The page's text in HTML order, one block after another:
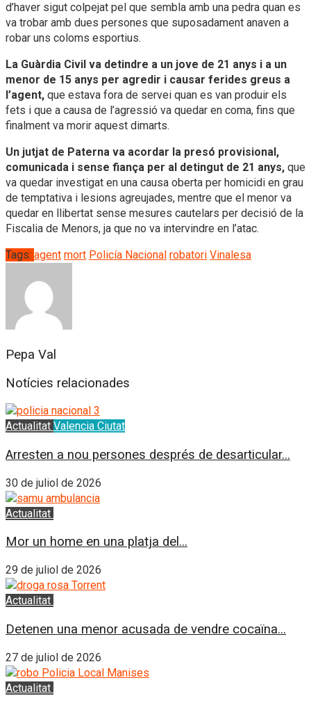
d’haver sigut colpejat pel que sembla amb una pedra quan es
va trobar amb dues persones que suposadament anaven a
robar uns coloms esportius.
La Guàrdia Civil va detindre a un jove de 21 anys i a un
menor de 15 anys per agredir i causar ferides greus a
l’agent, que estava fora de servei quan es van produir els
fets i que a causa de l’agressió va quedar en coma, fins que
finalment va morir aquest dimarts.
Un jutjat de Paterna va acordar la presó provisional,
comunicada i sense fiança per al detingut de 21 anys, que
va quedar investigat en una causa oberta per homicidi en grau
de temptativa i lesions agreujades, mentre que el menor va
quedar en llibertat sense mesures cautelars per decisió de la
Fiscalia de Menors, ja que no va intervindre en l’atac.
Tags: agent mort Policía Nacional robatori Vinalesa
Pepa Val
Notícies relacionades
Actualitat Valencia Ciutat
Arresten a nou persones després de desarticular...
30 de juliol de 2026
Actualitat
Mor un home en una platja del...
29 de juliol de 2026
Actualitat
Detenen una menor acusada de vendre cocaïna...
27 de juliol de 2026
Actualitat